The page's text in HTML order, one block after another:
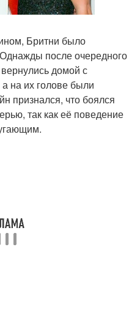
Бритни было
после очередного
вернулись домой с
на их голове были
признался, что боялся
так как её поведение